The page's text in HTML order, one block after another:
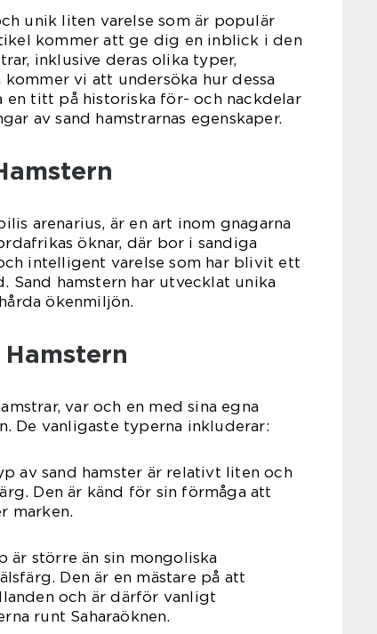
unik liten varelse som är populär
kommer att ge dig en inblick i den
inklusive deras olika typer,
vi att undersöka hur dessa
en titt på historiska för- och nackdelar
av sand hamstrarnas egenskaper.
arenarius, är en art inom gnagarna
öknar, där bor i sandiga
intelligent varelse som har blivit ett
Sand hamstern har utvecklat unika
ökenmiljön.
var och en med sina egna
De vanligaste typerna inkluderar:
av sand hamster är relativt liten och
Den är känd för sin förmåga att
marken.
är större än sin mongoliska
Den är en mästare på att
och är därför vanligt
runt Saharaöknen.